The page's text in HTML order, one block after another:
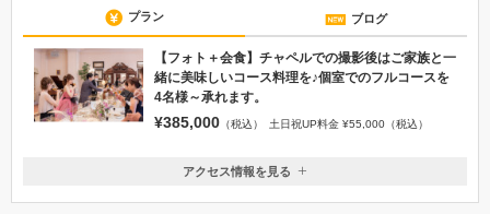
プラン ブログ
【フォト＋会食】チャペルでの撮影後はご家族と一
緒に美味しいコース料理を♪個室でのフルコースを
4名様～承れます。
¥385,000 （税込） 土日祝UP料金 ¥55,000（税込）
静岡県駿東郡清水町堂庭250-1
アクセス情報を見る